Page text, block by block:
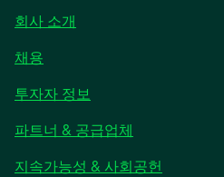
회사 소개
채용
투자자 정보
에
서
파트너 & 공급업체
지속가능성 & 사회공헌